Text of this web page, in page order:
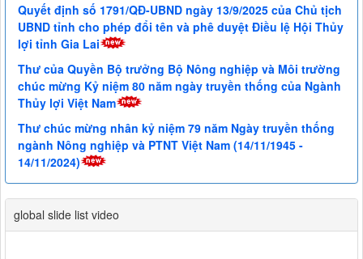
Quyết định số 1791/QĐ-UBND ngày 13/9/2025 của Chủ tịch
UBND tỉnh cho phép đổi tên và phê duyệt Điều lệ Hội Thủy
lợi tỉnh Gia Lai
Thư của Quyền Bộ trưởng Bộ Nông nghiệp và Môi trường
chúc mừng Kỷ niệm 80 năm ngày truyền thống của Ngành
Thủy lợi Việt Nam
Thư chúc mừng nhân kỷ niệm 79 năm Ngày truyền thống
ngành Nông nghiệp và PTNT Việt Nam (14/11/1945 -
14/11/2024)
global slide list video